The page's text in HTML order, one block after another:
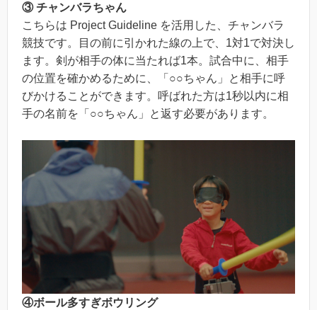
③ チャンバラちゃん
こちらは Project Guideline を活用した、チャンバラ
競技です。目の前に引かれた線の上で、1対1で対決し
ます。剣が相手の体に当たれば1本。試合中に、相手
の位置を確かめるために、「○○ちゃん」と相手に呼
びかけることができます。呼ばれた方は1秒以内に相
手の名前を「○○ちゃん」と返す必要があります。
④ボール多すぎボウリング